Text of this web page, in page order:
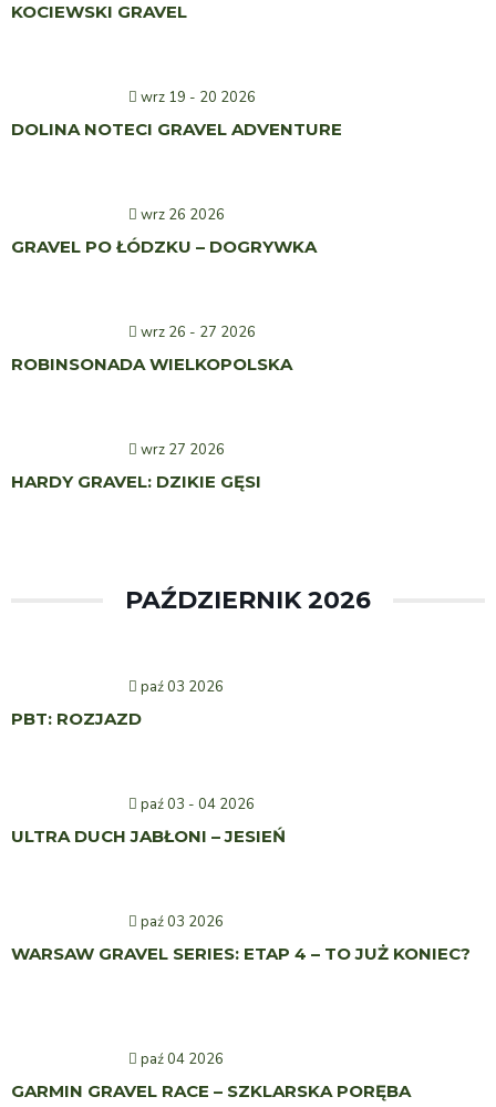
KOCIEWSKI GRAVEL
wrz 19 - 20 2026
DOLINA NOTECI GRAVEL ADVENTURE
wrz 26 2026
GRAVEL PO ŁÓDZKU – DOGRYWKA
wrz 26 - 27 2026
ROBINSONADA WIELKOPOLSKA
wrz 27 2026
HARDY GRAVEL: DZIKIE GĘSI
PAŹDZIERNIK 2026
paź 03 2026
PBT: ROZJAZD
paź 03 - 04 2026
ULTRA DUCH JABŁONI – JESIEŃ
paź 03 2026
WARSAW GRAVEL SERIES: ETAP 4 – TO JUŻ KONIEC?
paź 04 2026
GARMIN GRAVEL RACE – SZKLARSKA PORĘBA